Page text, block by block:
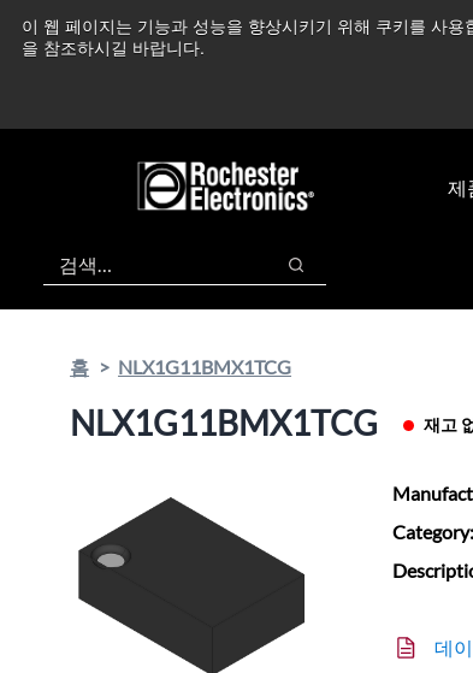
이 웹 페이지는 기능과 성능을 향상시키기 위해 쿠키를 사
을 참조하시길 바랍니다.
츠
건
중동 지역 상
제
검색
검색
홈 NLX1G11BMX1TCG
NLX1G11BMX1TCG 재고
Category:
데